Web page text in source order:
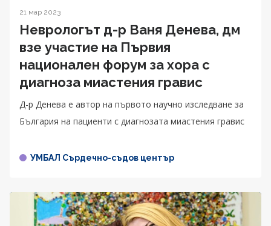
21 мар 2023
Неврологът д-р Ваня Денева, дм
взе участие на Първия
национален форум за хора с
диагноза миастения гравис
Д-р Денева е автор на първото научно изследване за
България на пациенти с диагнозата миастения гравис
УМБАЛ Сърдечно-съдов център